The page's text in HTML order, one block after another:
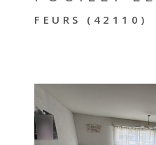
FEURS (42110)